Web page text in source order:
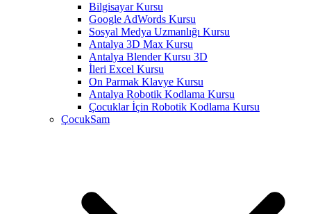
Bilgisayar Kursu
Google AdWords Kursu
Sosyal Medya Uzmanlığı Kursu
Antalya 3D Max Kursu
Antalya Blender Kursu 3D
İleri Excel Kursu
On Parmak Klavye Kursu
Antalya Robotik Kodlama Kursu
Çocuklar İçin Robotik Kodlama Kursu
ÇocukSam